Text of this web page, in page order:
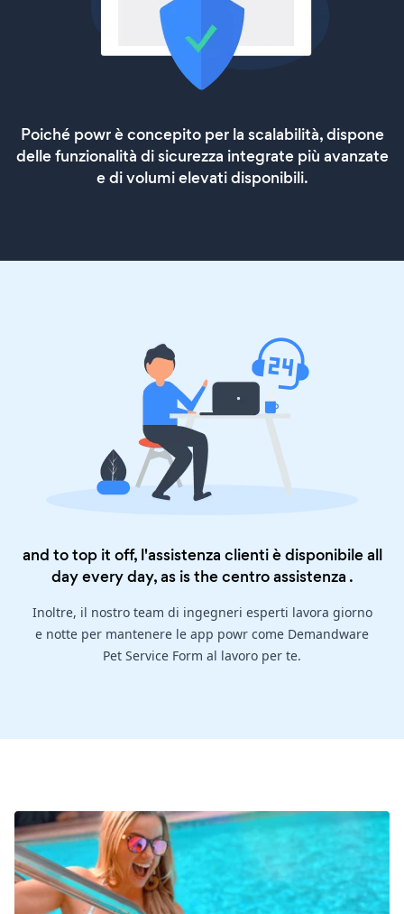
Poiché powr è concepito per la scalabilità, dispone
delle funzionalità di sicurezza integrate più avanzate
e di volumi elevati disponibili.
and to top it off, l'assistenza clienti è disponibile all
day every day, as is thecentro assistenza .
Inoltre, il nostro team di ingegneri esperti lavora giorno
e notte per mantenere le app powr come Demandware
Pet Service Form al lavoro per te.